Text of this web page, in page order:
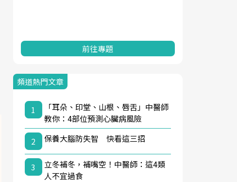
前往專題
頻道熱門文章
1
「耳朵、印堂、山根、唇舌」中醫師
教你：4部位預測心臟病風險
2
保養大腦防失智 快看這三招
3
立冬補冬，補嘴空！中醫師：這4類
人不宜過食